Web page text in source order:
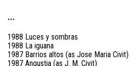
…
1988 Luces y sombras
1988 La iguana
1987 Barrios altos (as Jose Maria Civit)
1987 Angustia (as J. M. Civit)